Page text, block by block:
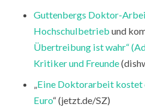
Guttenbergs Doktor-
Hochschulbetrieb und
Übertreibung ist wahr“
Kritiker und Freunde
„Eine Doktorarbeit kostet
Euro“ (jetzt.de/SZ)